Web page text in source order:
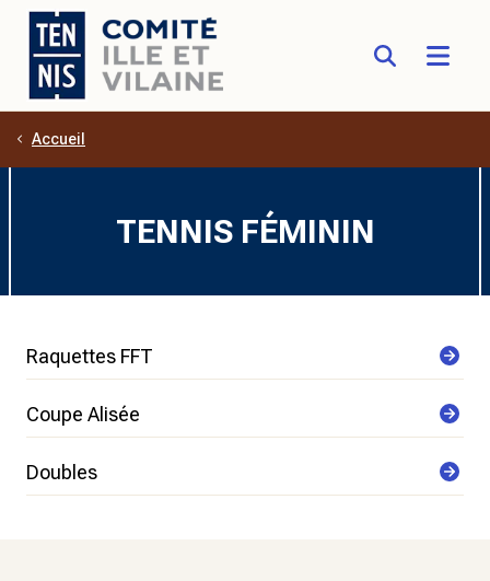
Aller au contenu principal
Accueil
TENNIS FÉMININ
Raquettes FFT
Coupe Alisée
Doubles